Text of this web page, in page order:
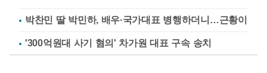
박찬민 딸 박민하, 배우·국가대표 병행하더니…근황이
'300억원대 사기 혐의' 차가원 대표 구속 송치